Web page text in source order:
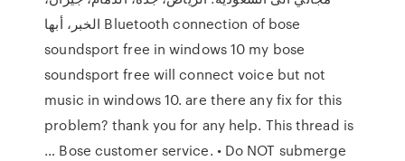
الخبر، أبها Bluetooth connection of bose
soundsport free in windows 10 my bose
soundsport free will connect voice but not
music in windows 10. are there any fix for this
problem? thank you for any help. This thread is
… Bose customer service. • Do NOT submerge